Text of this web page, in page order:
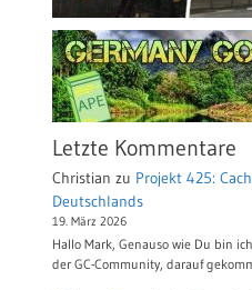
Letzte Kommentare
Christian zu Projekt 425:
Deutschlands
19. März 2026
Hallo Mark, Genauso wie Du bin
der GC-Community, darauf